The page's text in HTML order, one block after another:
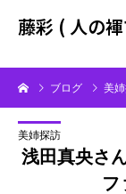
藤彩 ( 人の
ブログ 美
美姉探訪
浅田真央さ
フ